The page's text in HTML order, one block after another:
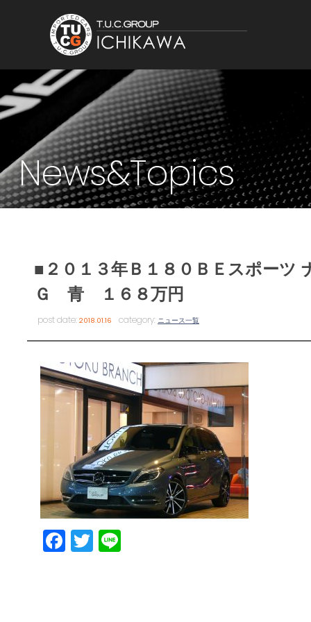
News&Topics
■２０１３年Ｂ１８０ＢＥスポーツ
Ｇ 青 １６８万円
post date:2018.01.16 category: ニュース一覧
Facebook
Twitter